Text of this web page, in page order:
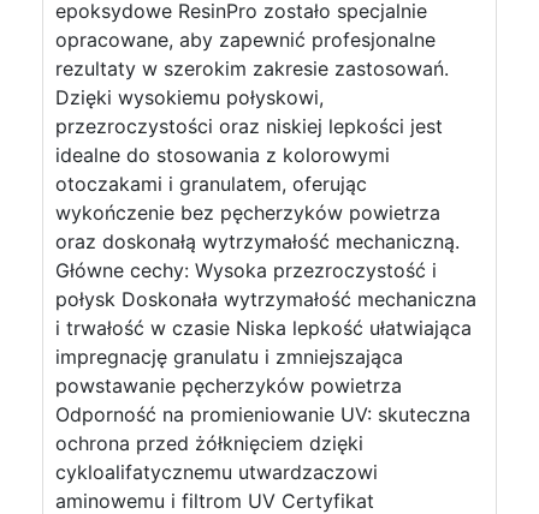
epoksydowe ResinPro zostało specjalnie
opracowane, aby zapewnić profesjonalne
rezultaty w szerokim zakresie zastosowań.
Dzięki wysokiemu połyskowi,
przezroczystości oraz niskiej lepkości jest
idealne do stosowania z kolorowymi
otoczakami i granulatem, oferując
wykończenie bez pęcherzyków powietrza
oraz doskonałą wytrzymałość mechaniczną.
Główne cechy: Wysoka przezroczystość i
połysk Doskonała wytrzymałość mechaniczna
i trwałość w czasie Niska lepkość ułatwiająca
impregnację granulatu i zmniejszająca
powstawanie pęcherzyków powietrza
Odporność na promieniowanie UV: skuteczna
ochrona przed żółknięciem dzięki
cykloalifatycznemu utwardzaczowi
aminowemu i filtrom UV Certyfikat